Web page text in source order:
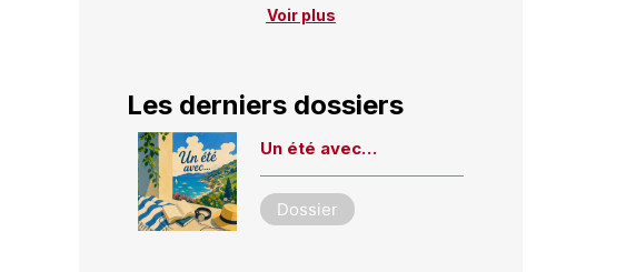
Voir plus
Les derniers dossiers
Un été avec…
Dossier